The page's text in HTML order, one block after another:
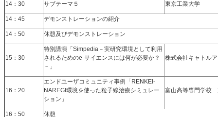
14：30 サブテーマ５ 東京工業大学
14：45 デモンストレーションの紹介
14：50 休憩及びデモンストレーション
15：30
特別講演「Simpedia－実研究環境として利用
されるためのe-サイエンスには何が必要か？
－」
株式会社キャト
16：20
エンドユーザコミュニティ事例「RENKEI-
NAREGI環境を使った粒子線治療シミュレー
ション」
富山高等専門学
16：50 休憩